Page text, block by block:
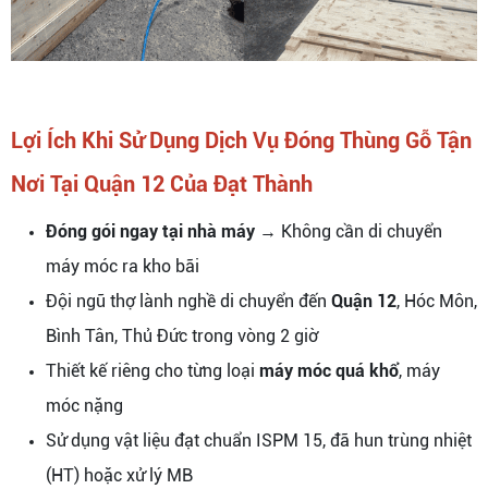
Lợi Ích Khi Sử Dụng Dịch Vụ Đóng Thùng Gỗ Tận
Nơi Tại Quận 12 Của Đạt Thành
Đóng gói ngay tại nhà máy → Không cần di chuyển
máy móc ra kho bãi
Đội ngũ thợ lành nghề di chuyển đến Quận 12, Hóc Môn,
Bình Tân, Thủ Đức trong vòng 2 giờ
Thiết kế riêng cho từng loại máy móc quá khổ, máy
móc nặng
Sử dụng vật liệu đạt chuẩn ISPM 15, đã hun trùng nhiệt
(HT) hoặc xử lý MB